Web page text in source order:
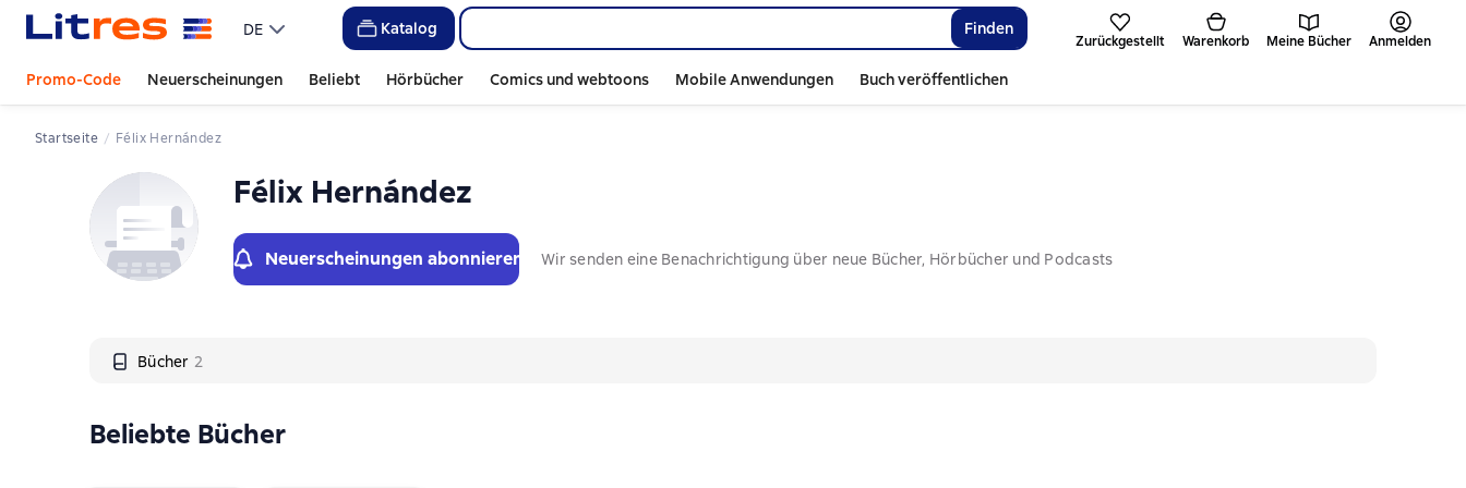
DE Katalog Finden
Zurückgestellt Warenkorb Meine Bücher Anmelden
Promo-Code Neuerscheinungen Beliebt Hörbücher Comics und webtoons Mobile Anwendungen Buch veröffentlichen
Startseite Félix Hernández
Félix Hernández
Neuerscheinungen abonnieren Wir senden eine Benachrichtigung über neue Bücher, Hörbücher und Podcasts
Bücher 2
Слайдер с книгами
Beliebte Bücher